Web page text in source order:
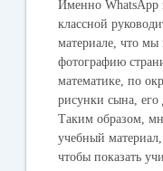
Именно WhatsApp
классной
материале, что
фотографию
математике, по
рисунки сына, его
Таким образом,
учебный
чтобы показать